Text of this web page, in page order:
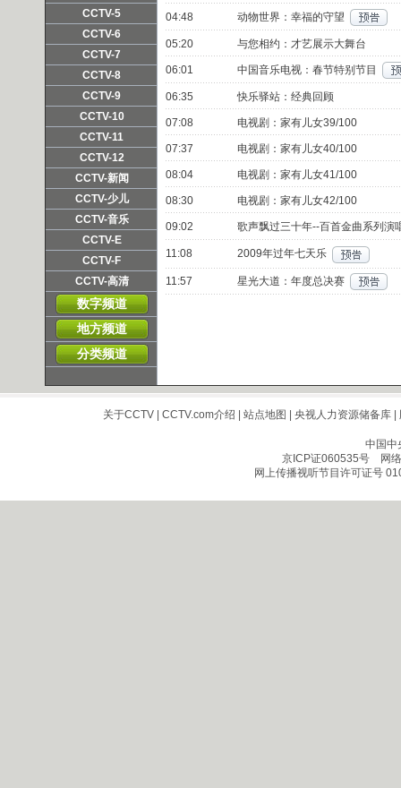
频道主页 直播
CCTV-5
频道主页 直播
CCTV-6
频道主页 直播
CCTV-7
频道主页 直播
CCTV-8
频道主页 直播
CCTV-9
频道主页 直播
CCTV-10
频道主页 直播
CCTV-11
频道主页 直播
CCTV-12
频道主页 直播 点播
CCTV-新闻
频道主页 直播 点播
CCTV-少儿
频道主页 直播 点播
CCTV-音乐
频道主页 直播
CCTV-E
频道主页 直播
CCTV-F
频道主页 直播 点播
CCTV-高清
频道主页 直播 点播
数字频道
地方频道
分类频道
04:48 动物世界：幸福的守望
05:20 与您相约：才艺展示大舞台
06:01 中国音乐电视：春节特别节目
06:35 快乐驿站：经典回顾
07:08 电视剧：家有儿女39/100
07:37 电视剧：家有儿女40/100
08:04 电视剧：家有儿女41/100
08:30 电视剧：家有儿女42/100
09:02 歌声飘过三十年--百首金曲系列演
11:08 2009年过年七天乐
11:57 星光大道：年度总决赛
关于CCTV| CCTV.com介绍 | 站点地图 | 央视人力资源储备库|
中国中
京ICP证060535号网络
网上传播视听节目许可证号